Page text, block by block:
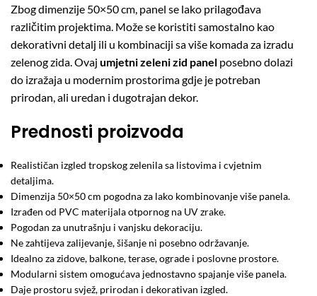
Zbog dimenzije 50×50 cm, panel se lako prilagođava
različitim projektima. Može se koristiti samostalno kao
dekorativni detalj ili u kombinaciji sa više komada za izradu
zelenog zida. Ovaj umjetni zeleni zid panel posebno dolazi
do izražaja u modernim prostorima gdje je potreban
prirodan, ali uredan i dugotrajan dekor.
Prednosti proizvoda
Realističan izgled tropskog zelenila sa listovima i cvjetnim
detaljima.
Dimenzija 50×50 cm pogodna za lako kombinovanje više panela.
Izrađen od PVC materijala otpornog na UV zrake.
Pogodan za unutrašnju i vanjsku dekoraciju.
Ne zahtijeva zalijevanje, šišanje ni posebno održavanje.
Idealno za zidove, balkone, terase, ograde i poslovne prostore.
Modularni sistem omogućava jednostavno spajanje više panela.
Daje prostoru svjež, prirodan i dekorativan izgled.